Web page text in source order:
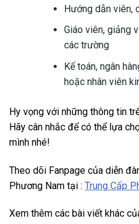
Hướng dẫn viên,
Giáo viên, giảng
các trường
Kế toán, ngân
hoặc nhân viên
Hy vọng với những thông tin
Hãy cân nhắc để có thể lựa
mình nhé!
Theo dõi Fanpage của diễn
Phương Nam tại : Trung Cấp
Xem thêm các bài viết khác